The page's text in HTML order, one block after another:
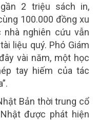
2 triệu sách in,
100.000 đồng xu
nhà nghiên cứu vẫn
liệu quý. Phó Giám
vài năm, một học
tay hiếm của tác
Bản thời trung cổ
được phát hiện